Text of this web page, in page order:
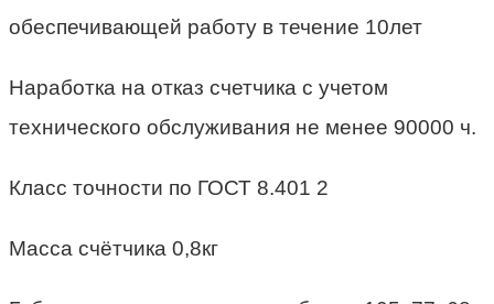
обеспечивающей работу в течение 10лет
Наработка на отказ счетчика с учетом
технического обслуживания не менее 90000 ч.
Класс точности по ГОСТ 8.401 2
Масса счётчика 0,8кг